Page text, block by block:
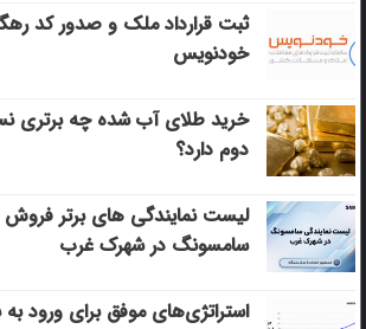
ثبت قرارداد ملک و صدور کد
خودنویس
خرید طلای آب شده چه برتری
دوم دارد؟
لیست نمایندگی های برتر فروش
سامسونگ در شهرک غرب
استراتژی‌های موفق برای ورود به